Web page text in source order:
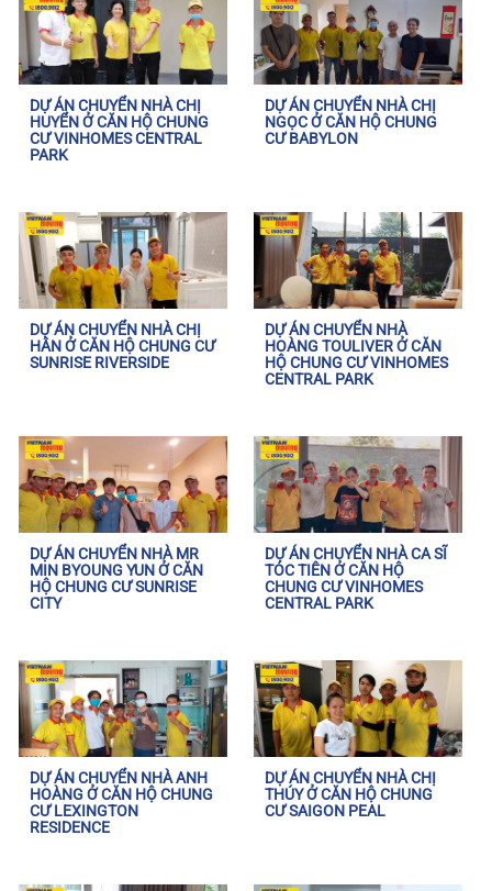
DỰ ÁN CHUYỂN NHÀ CHỊ
HUYỂN Ở CĂN HỘ CHUNG
CƯ VINHOMES CENTRAL
PARK
DỰ ÁN CHUYỂN NHÀ CHỊ
NGỌC Ở CĂN HỘ CHUNG
CƯ BABYLON
DỰ ÁN CHUYỂN NHÀ CHỊ
HÂN Ở CĂN HỘ CHUNG CƯ
SUNRISE RIVERSIDE
DỰ ÁN CHUYỂN NHÀ
HOÀNG TOULIVER Ở CĂN
HỘ CHUNG CƯ VINHOMES
CENTRAL PARK
DỰ ÁN CHUYỂN NHÀ MR
MIN BYOUNG YUN Ở CĂN
HỘ CHUNG CƯ SUNRISE
CITY
DỰ ÁN CHUYỂN NHÀ CA SĨ
TÓC TIÊN Ở CĂN HỘ
CHUNG CƯ VINHOMES
CENTRAL PARK
DỰ ÁN CHUYỂN NHÀ ANH
HOÀNG Ở CĂN HỘ CHUNG
CƯ LEXINGTON
RESIDENCE
DỰ ÁN CHUYỂN NHÀ CHỊ
THÚY Ở CĂN HỘ CHUNG
CƯ SAIGON PEAL